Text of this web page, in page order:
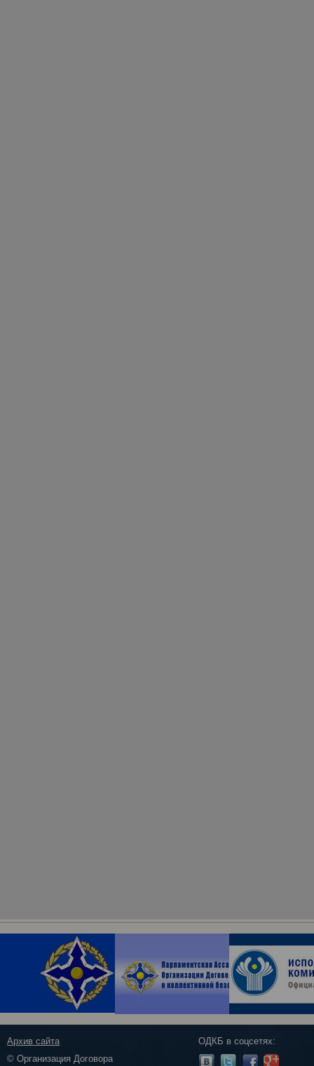
Архив сайта
© Организация Договора
ОДКБ в соцсетях: